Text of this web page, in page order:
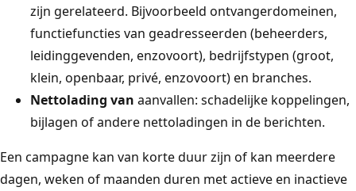
zijn gerelateerd. Bijvoorbeeld ontvangerdomeinen,
functiefuncties van geadresseerden (beheerders,
leidinggevenden, enzovoort), bedrijfstypen (groot,
klein, openbaar, privé, enzovoort) en branches.
Nettolading van aanvallen: schadelijke koppelingen,
bijlagen of andere nettoladingen in de berichten.
Een campagne kan van korte duur zijn of kan meerdere
dagen, weken of maanden duren met actieve en inactieve